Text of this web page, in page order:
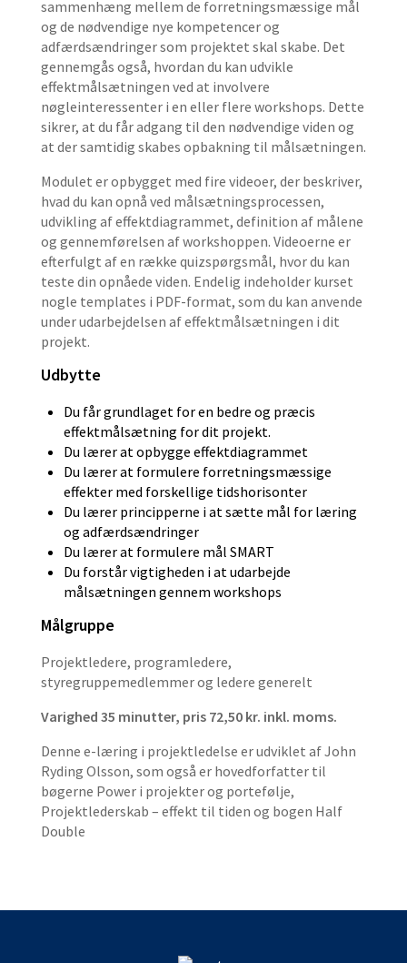
sammenhæng mellem de forretningsmæssige mål
og de nødvendige nye kompetencer og
adfærdsændringer som projektet skal skabe. Det
gennemgås også, hvordan du kan udvikle
effektmålsætningen ved at involvere
nøgleinteressenter i en eller flere workshops. Dette
sikrer, at du får adgang til den nødvendige viden og
at der samtidig skabes opbakning til målsætningen.
Modulet er opbygget med fire videoer, der beskriver,
hvad du kan opnå ved målsætningsprocessen,
udvikling af effektdiagrammet, definition af målene
og gennemførelsen af workshoppen. Videoerne er
efterfulgt af en række quizspørgsmål, hvor du kan
teste din opnåede viden. Endelig indeholder kurset
nogle templates i PDF-format, som du kan anvende
under udarbejdelsen af effektmålsætningen i dit
projekt.
Udbytte
Du får grundlaget for en bedre og præcis
effektmålsætning for dit projekt.
Du lærer at opbygge effektdiagrammet
Du lærer at formulere forretningsmæssige
effekter med forskellige tidshorisonter
Du lærer principperne i at sætte mål for læring
og adfærdsændringer
Du lærer at formulere mål SMART
Du forstår vigtigheden i at udarbejde
målsætningen gennem workshops
Målgruppe
Projektledere, programledere,
styregruppemedlemmer og ledere generelt
Varighed 35 minutter, pris 72,50 kr. inkl. moms.
Denne e-læring i projektledelse er udviklet af John
Ryding Olsson, som også er hovedforfatter til
bøgerne Power i projekter og portefølje,
Projektlederskab – effekt til tiden og bogen Half
Double